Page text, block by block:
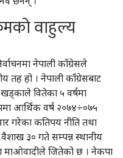
वाहुल्य
नेपाली काँग्रेसले
तह हो । नेपाली काँग्रेसबाट
खड्काले वितेका ५ वर्षमा
आर्थिक वर्ष २०७४÷०७५
गरेका कतिपय नीति तथा
३० गते सम्पन्न स्थानीय
माओवादीले जितेको छ । नेकपा